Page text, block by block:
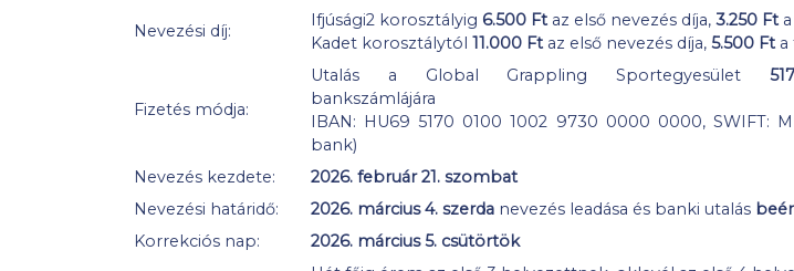
Nevezési díj:
Ifjúsági2 korosztályig 6.500 Ftaz első nevezés díja, 3.250 Fta
Kadet korosztálytól 11.000 Ftaz első nevezés díja, 5.500 Fta
Fizetés módja:
Utalás a Global Grappling Sportegyesület
bankszámlájára
IBAN: HU69 5170 0100 1002 9730 0000 0000, SWIFT:
bank)
Nevezés kezdete:
2026. február 21. szombat
Nevezési határidő:
2026. március 4. szerda nevezés leadása és banki utalás
Korrekciós nap:
2026. március 5. csütörtök